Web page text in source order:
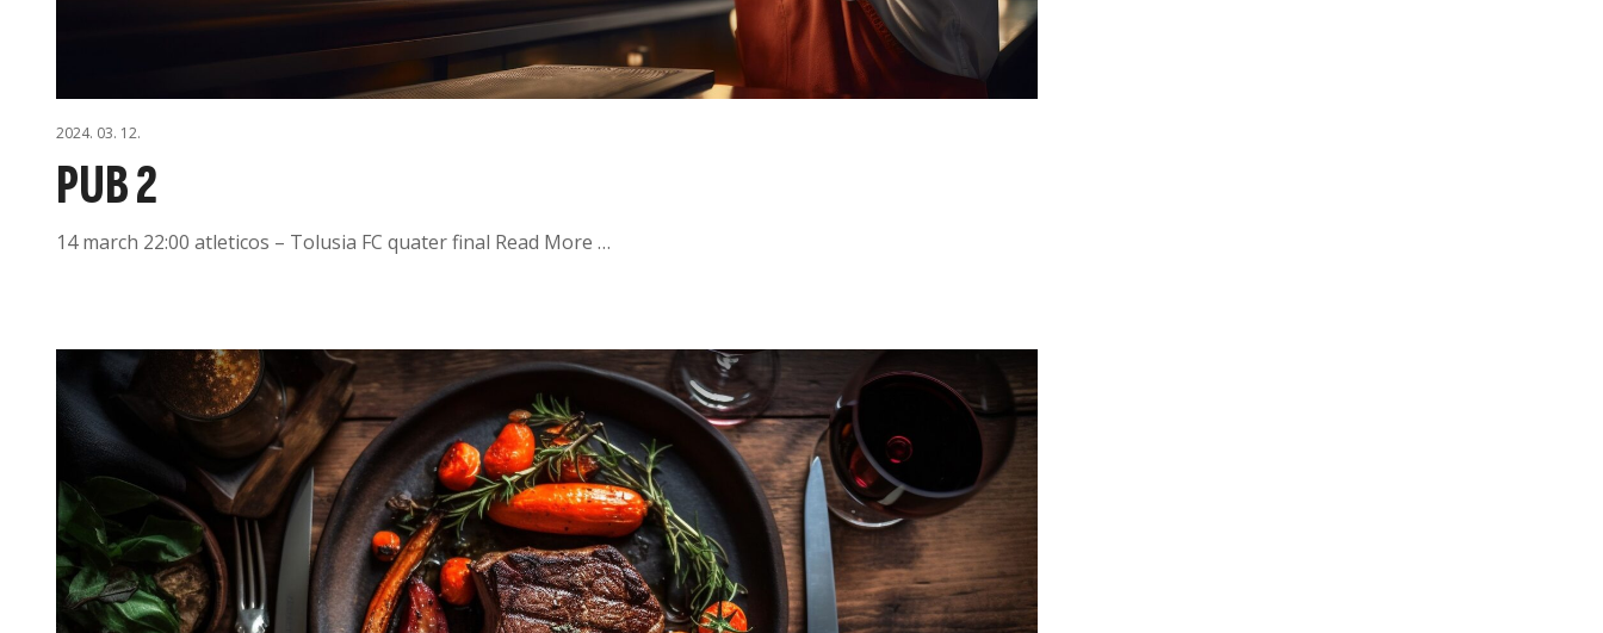
2024. 03. 12.
PUB 2
14 march 22:00 atleticos – Tolusia FC quater final Read More …